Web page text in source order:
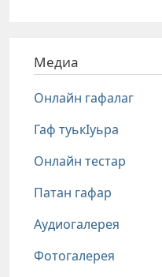
Медиа
Онлайн гафалаг
Гаф туькIуьра
Онлайн тестар
Патан гафар
Аудиогалерея
Фотогалерея